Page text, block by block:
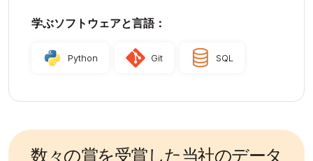
学ぶソフトウェアと言語：
Python Git SQL
数々の賞を受賞した当社のデータ